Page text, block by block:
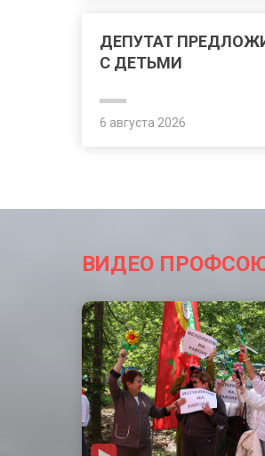
ДЕПУТАТ
С ДЕТЬМИ
6 августа 2026
ВИДЕО